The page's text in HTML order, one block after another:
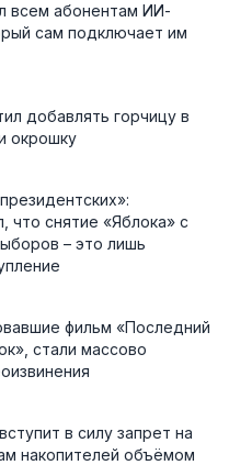
всем абонентам ИИ-
сам подключает им
добавлять горчицу в
окрошку
что снятие «Яблока» с
– это лишь
фильм «Последний
стали массово
в силу запрет на
накопителей объёмом